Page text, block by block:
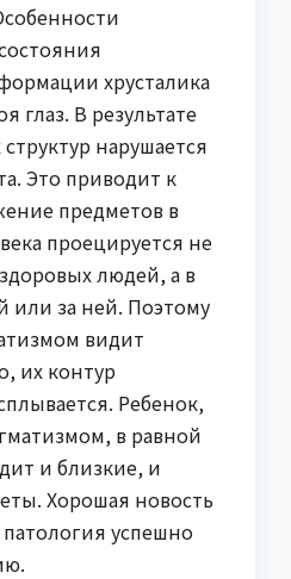
хрусталика
глаз. В результате
нарушается
Это приводит к
предметов в
проецируется не
здоровых людей, а в
или за ней. Поэтому
видит
их контур
Ребенок,
в равной
и близкие, и
Хорошая новость
успешно